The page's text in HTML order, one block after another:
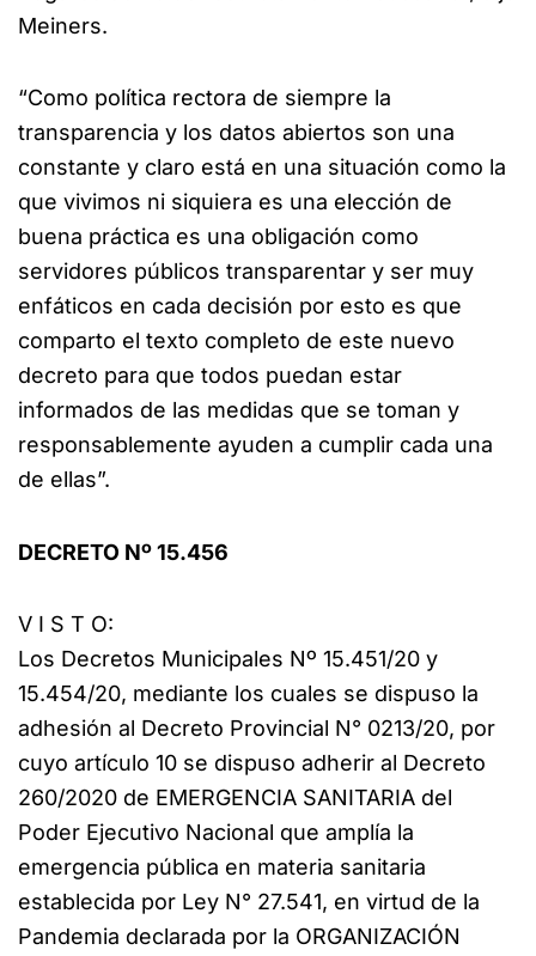
Meiners.
“Como política rectora de siempre la
transparencia y los datos abiertos son una
constante y claro está en una situación como la
que vivimos ni siquiera es una elección de
buena práctica es una obligación como
servidores públicos transparentar y ser muy
enfáticos en cada decisión por esto es que
comparto el texto completo de este nuevo
decreto para que todos puedan estar
informados de las medidas que se toman y
responsablemente ayuden a cumplir cada una
de ellas”.
DECRETO Nº 15.456
V I S T O:
Los Decretos Municipales Nº 15.451/20 y
15.454/20, mediante los cuales se dispuso la
adhesión al Decreto Provincial N° 0213/20, por
cuyo artículo 10 se dispuso adherir al Decreto
260/2020 de EMERGENCIA SANITARIA del
Poder Ejecutivo Nacional que amplía la
emergencia pública en materia sanitaria
establecida por Ley N° 27.541, en virtud de la
Pandemia declarada por la ORGANIZACIÓN